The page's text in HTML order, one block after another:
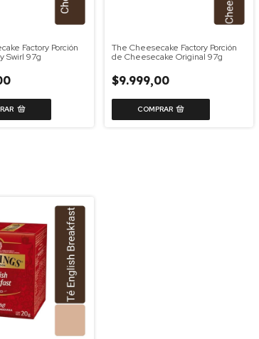
Factory Porción
Swirl 97g
The Cheesecake Factory Porción
de Cheesecake Original 97g
$9.999,00